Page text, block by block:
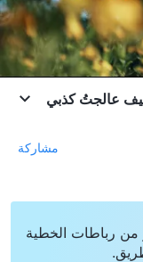
مسيحية، الحلقة 463: كيف عالجتُ كذبي
مشاركة
من رباطات الخطية